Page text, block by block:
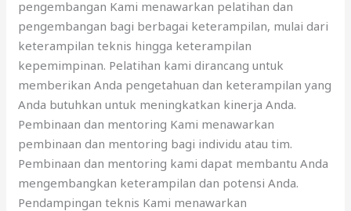
pengembangan Kami menawarkan pelatihan dan
pengembangan bagi berbagai keterampilan, mulai dari
keterampilan teknis hingga keterampilan
kepemimpinan. Pelatihan kami dirancang untuk
memberikan Anda pengetahuan dan keterampilan yang
Anda butuhkan untuk meningkatkan kinerja Anda.
Pembinaan dan mentoring Kami menawarkan
pembinaan dan mentoring bagi individu atau tim.
Pembinaan dan mentoring kami dapat membantu Anda
mengembangkan keterampilan dan potensi Anda.
Pendampingan teknis Kami menawarkan